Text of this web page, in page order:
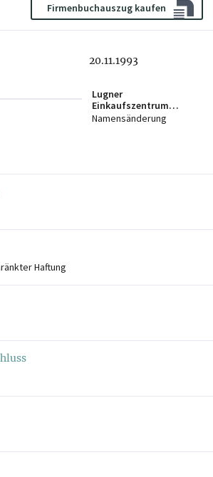
Firmenbuchauszug kaufen
20.11.1993
Lugner
Einkaufszentrum
Bauträger-, Betriebs-
und Werbe Gesellschaft
Namensänderung
Haftung